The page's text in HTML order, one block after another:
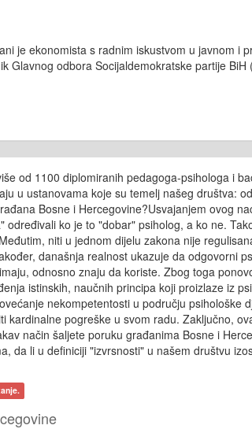
je ekonomista s radnim iskustvom u javnom i
odbora Socijaldemokratske partije BiH
od 1100 diplomiranih pedagoga-psihologa i
u ustanovama koje su temelj našeg društva:
Bosne i Hercegovine?Usvajanjem ovog
ko je to "dobar" psiholog, a ko ne.
niti u jednom dijelu zakona nije
današnja realnost ukazuje da odgovorni
odnosno znaju da koriste. Zbog toga
istinskih, naučnih principa koji proizlaze iz
nekompetentosti u području psihološke
pogreške u svom radu. Zaključno,
način šaljete poruku građanima Bosne i
da li u definiciji "izvrsnosti" u našem društvu